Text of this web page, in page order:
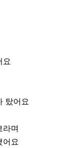
요
탔어요
며
어요